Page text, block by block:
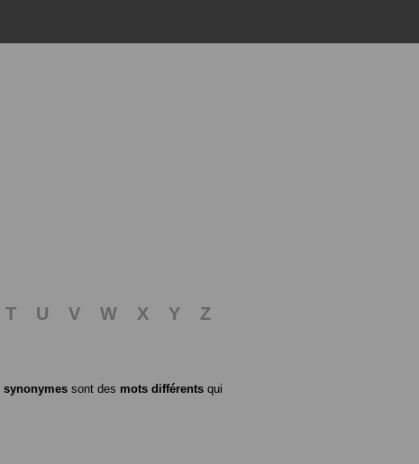
T U V W X Y
Z
synonymes sont des mots différents qui